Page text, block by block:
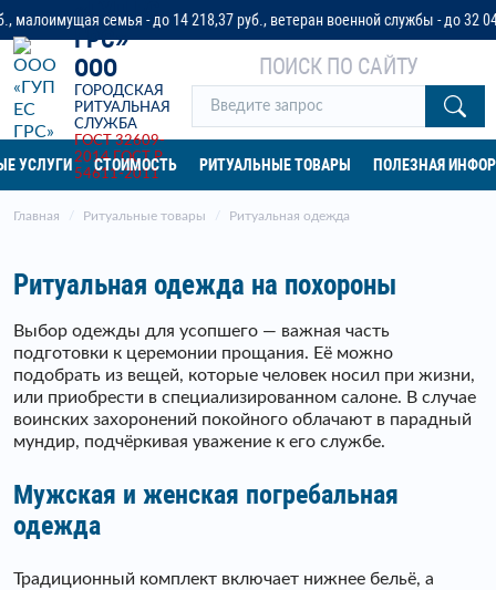
- до 14 218,37 руб., ветеран военной службы - до 32 042 руб. или
«ГУП ЕС
ГРС»
ООО
ГОРОДСКАЯ
РИТУАЛЬНАЯ
СЛУЖБА
ГОСТ 32609-
2014 ГОСТ Р
54611-2011
ПОИСК ПО САЙТУ
УСЛУГИ СТОИМОСТЬ РИТУАЛЬНЫЕ ТОВАРЫ ПОЛЕЗНАЯ
Главная Ритуальные товары Ритуальная одежда
Ритуальная одежда на похороны
Выбор одежды для усопшего — важная часть
подготовки к церемонии прощания. Её можно
подобрать из вещей, которые человек носил при жизни,
или приобрести в специализированном салоне. В случае
воинских захоронений покойного облачают в парадный
мундир, подчёркивая уважение к его службе.
Мужская и женская погребальная
одежда
Традиционный комплект включает нижнее бельё, а